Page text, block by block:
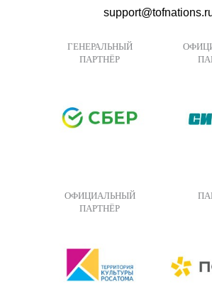
ГЕНЕРАЛЬНЫЙ
ПАРТНЁР
ОФИЦИАЛЬНЫЙ
ПАРТНЁР